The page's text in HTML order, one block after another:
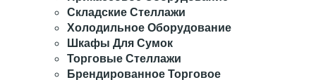
Складские Стеллажи
Холодильное Оборудование
Шкафы Для Сумок
Торговые Стеллажи
Брендированное Торговое